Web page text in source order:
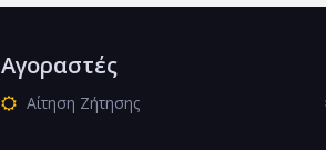
Αγοραστές
Αίτηση Ζήτησης